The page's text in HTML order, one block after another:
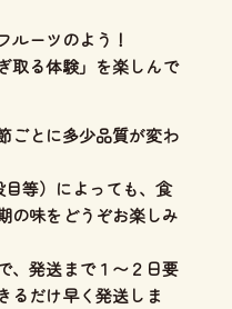
ルーツのよう！
取る体験」を楽しんで
ごとに多少品質が変わ
等）によっても、食
の味をどうぞお楽しみ
、発送まで１〜２日要
るだけ早く発送しま